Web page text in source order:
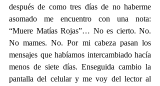
después de como tres días de no haberme
asomado me encuentro con una nota:
“Muere Matías Rojas”… No es cierto. No.
No mames. No. Por mi cabeza pasan los
mensajes que habíamos intercambiado hacía
menos de siete días. Enseguida cambio la
pantalla del celular y me voy del lector al